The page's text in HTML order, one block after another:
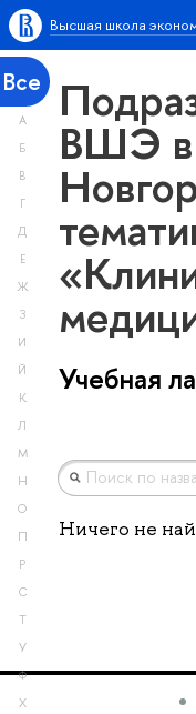
Высшая школа
Все
А
Б
В
Г
Д
Е
Ж
З
И
Й
К
Л
М
Н
О
П
Р
С
Т
У
Ф
Х
ВШЭ
Учебная
Ничего не